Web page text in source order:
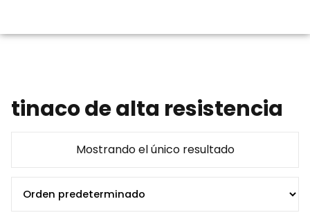
tinaco de alta resistencia
Mostrando el único resultado